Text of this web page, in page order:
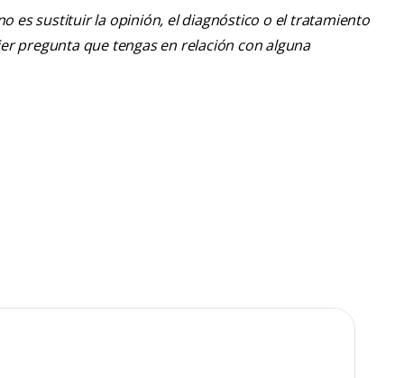
es sustituir la opinión, el diagnóstico o el tratamiento
pregunta que tengas en relación con alguna